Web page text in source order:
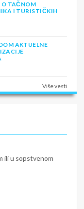
O TAČNOM
I TURISTIČKIH
AKTUELNE
Više vesti
ili u sopstvenom